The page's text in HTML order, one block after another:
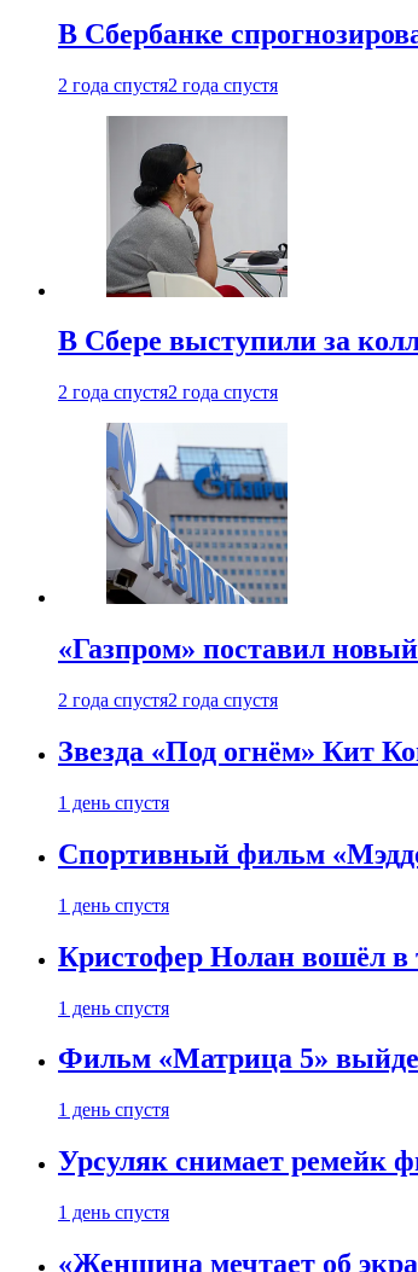
В Сбербанке
2 года спустя2 года спустя
В Сбере выступили за
2 года спустя2 года спустя
«Газпром» поставил
2 года спустя2 года спустя
Звезда «Под огнём» Кит
1 день спустя
Спортивный фильм
1 день спустя
Кристофер Нолан вошёл в
1 день спустя
Фильм «Матрица 5»
1 день спустя
Урсуляк снимает ремейк
1 день спустя
«Женщина мечтает об